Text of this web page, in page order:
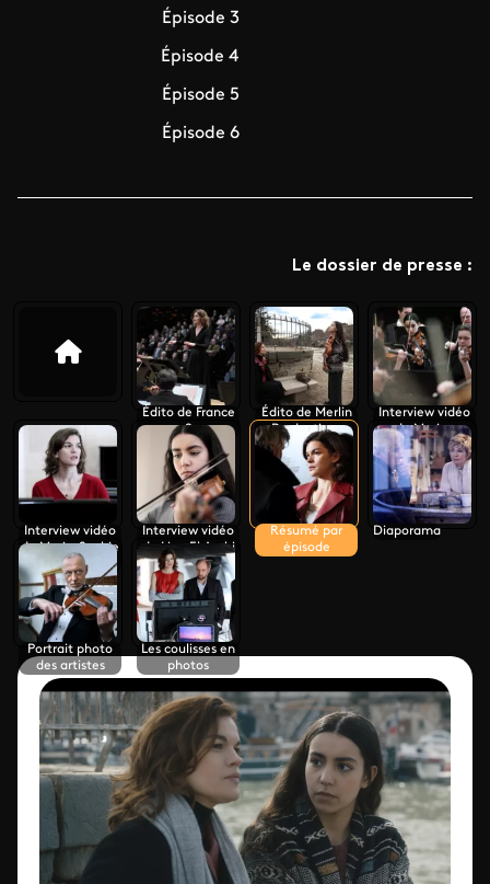
Épisode 3
Épisode 4
Épisode 5
Épisode 6
Le dossier de presse :
Édito de France
2
Édito de Merlin
Productions
Interview vidéo
de Marine
Gacem
Interview vidéo
de Marie-Sophie
Ferdane
Interview vidéo
de Lina El Arabi
Résumé par
épisode
Diaporama
Portrait photo
des artistes
Les coulisses en
photos